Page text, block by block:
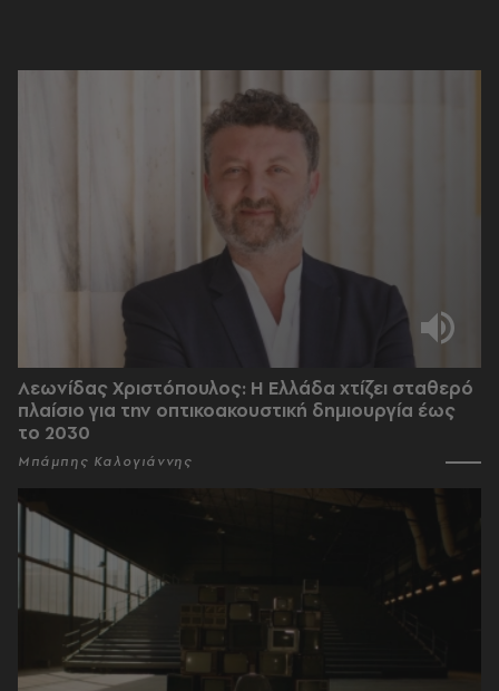
Λεωνίδας Χριστόπουλος: Η Ελλάδα χτίζει σταθερό
πλαίσιο για την οπτικοακουστική δημιουργία έως
το 2030
Μπάμπης Καλογιάννης